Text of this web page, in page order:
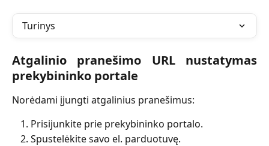
Turinys
Atgalinio pranešimo URL nustatymas
prekybininko portale
Norėdami įjungti atgalinius pranešimus:
Prisijunkite prie prekybininko portalo.
Spustelėkite savo el. parduotuvę.